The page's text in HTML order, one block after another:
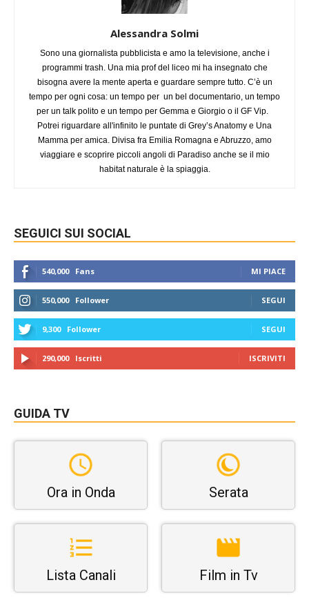
Alessandra Solmi
Sono una giornalista pubblicista e amo la televisione, anche i
programmi trash. Una mia prof del liceo mi ha insegnato che
bisogna avere la mente aperta e guardare sempre tutto. C’è un
tempo per ogni cosa: un tempo per un bel documentario, un tempo
per un talk polito e un tempo per Gemma e Giorgio o il GF Vip.
Potrei riguardare all'infinito le puntate di Grey’s Anatomy e Una
Mamma per amica. Divisa fra Emilia Romagna e Abruzzo, amo
viaggiare e scoprire piccoli angoli di Paradiso anche se il mio
habitat naturale è la spiaggia.
SEGUICI SUI SOCIAL
540,000 Fans MI PIACE
550,000 Follower SEGUI
9,300 Follower SEGUI
290,000 Iscritti ISCRIVITI
GUIDA TV
Ora in Onda Serata
Lista Canali Film in Tv